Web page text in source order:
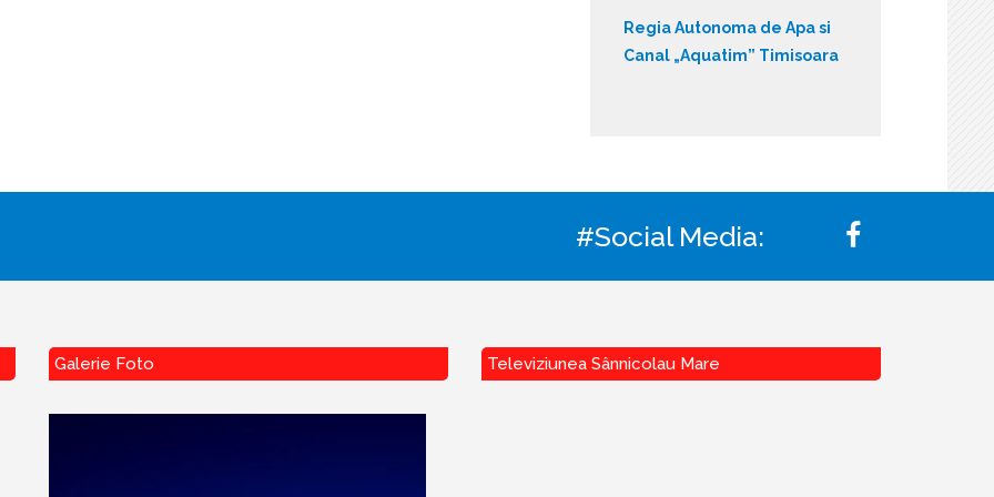
Regia Autonoma de Apa si
Canal „Aquatim” Timisoara
#Social Media:
Galerie Foto Televiziunea Sânnicolau Mare